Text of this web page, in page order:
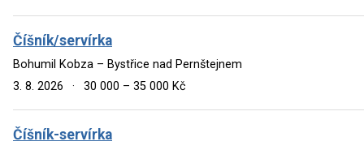
Číšník/servírka
Bohumil Kobza – Bystřice nad Pernštejnem
3. 8. 2026
· 30 000 – 35 000 Kč
Číšník-servírka